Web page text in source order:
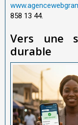
858 13 44.
Vers une
durable